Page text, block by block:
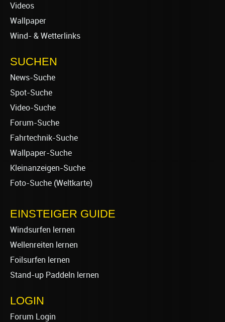
Videos
Wallpaper
Wind- & Wetterlinks
SUCHEN
News-Suche
Spot-Suche
Video-Suche
Forum-Suche
Fahrtechnik-Suche
Wallpaper-Suche
Kleinanzeigen-Suche
Foto-Suche (Weltkarte)
EINSTEIGER GUIDE
Windsurfen lernen
Wellenreiten lernen
Foilsurfen lernen
Stand-up Paddeln lernen
LOGIN
Forum Login